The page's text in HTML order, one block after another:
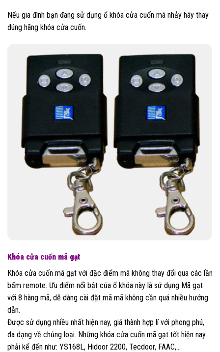
Nếu gia đình bạn đang sử dụng ổ khóa cửa cuốn mã nhảy hãy thay
đúng hãng khóa cửa cuốn.
Khóa cửa cuốn mã gạt
Khóa cửa cuốn mã gạt với đặc điểm mã không thay đổi qua các lần
bấm remote. Ưu điểm nổi bật của ổ khóa này là sử dụng Mã gạt
với 8 hàng mã, dễ dàng cài đặt mã mã không cần quá nhiều hướng
dẫn.
Được sử dụng nhiều nhất hiện nay, giá thành hợp lí với phong phú,
đa dạng về chủng loại. Những khóa cửa cuốn mã gạt tốt hiện nay
phải kể đến như: YS168L, Hidoor 2200, Tecdoor, FAAC,…